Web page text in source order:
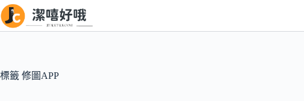
跳
至
容
標籤 修圖APP